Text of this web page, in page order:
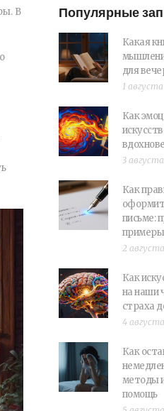
В
Популярные
Какая
для
1
Как
3
Как
письме:
2
Как
на наши
страха
4
Как
методы
помощь